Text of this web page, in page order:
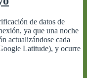
de datos de
ya que una noche
actualizándose cada
Latitude), y ocurre